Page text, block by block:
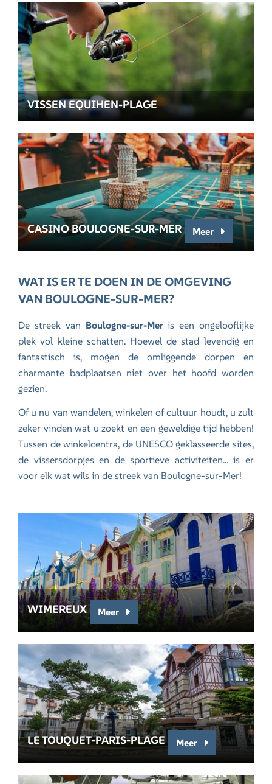
VISSEN EQUIHEN-PLAGE
CASINO BOULOGNE-SUR-MER Meer
WAT IS ER TE DOEN IN DE OMGEVING
VAN BOULOGNE-SUR-MER?
De streek van Boulogne-sur-Meris een ongelooflijke
plek vol kleine schatten. Hoewel de stad levendig en
fantastisch is, mogen de omliggende dorpen en
charmante badplaatsen niet over het hoofd worden
gezien.
Of u nu van wandelen, winkelen of cultuur houdt, u zult
zeker vinden wat u zoekt en een geweldige tijd hebben!
Tussen de winkelcentra, de UNESCO geklasseerde sites,
de vissersdorpjes en de sportieve activiteiten... is er
voor elk wat wils in de streek van Boulogne-sur-Mer!
WIMEREUX Meer
LE TOUQUET-PARIS-PLAGE Meer